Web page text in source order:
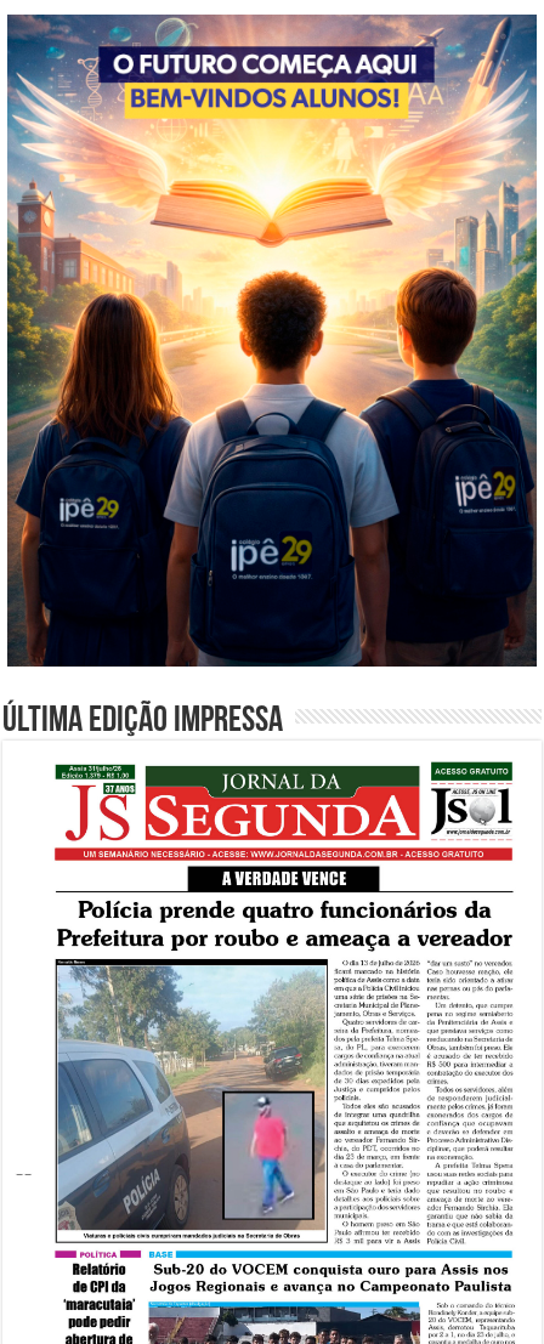
Última edição impressa